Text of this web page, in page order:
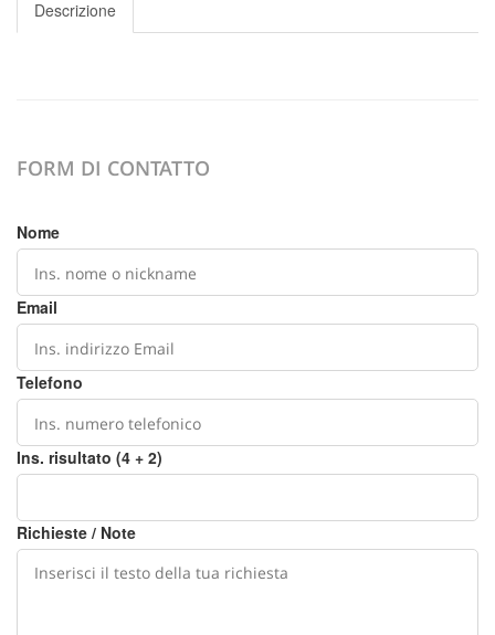
Descrizione
FORM DI CONTATTO
Nome
Email
Telefono
Ins. risultato (4 + 2)
Richieste / Note